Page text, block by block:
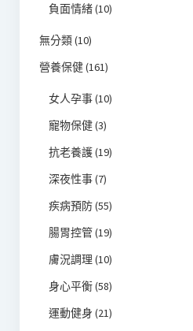
負面情緒(10)
無分類(10)
營養保健(161)
女人孕事(10)
寵物保健(3)
抗老養護(19)
深夜性事(7)
疾病預防(55)
腸胃控管(19)
膚況調理 (10)
身心平衡(58)
運動健身 (21)